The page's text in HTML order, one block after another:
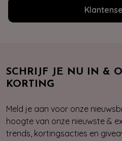
SCHRIJF JE NU IN &
KORTING
Meld je aan voor onze
hoogte van onze nieuwste &
trends, kortingsacties en